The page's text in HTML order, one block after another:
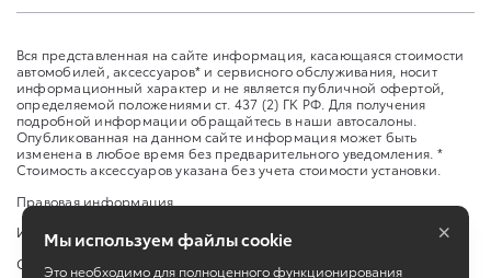
Вся представленная на сайте информация, касающаяся стоимости
автомобилей, аксессуаров* и сервисного обслуживания, носит
информационный характер и не является публичной офертой,
определяемой положениями ст. 437 (2) ГК РФ. Для получения
подробной информации обращайтесь в наши автосалоны.
Опубликованная на данном сайте информация может быть
изменена в любое время без предварительного уведомления. *
Стоимость аксессуаров указана без учета стоимости установки.
Правовая информация
Изменить настройку cookies
Сбросить cookie
Мы используем файлы cookie
Это необходимо для полноценного функционирования
×